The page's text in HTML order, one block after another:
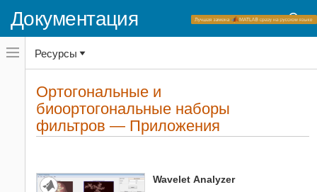
Документация
Переключатель
навигационного
меню
переключатель
навигационного
Приложения
Wavelet Toolbox
Наборы фильтров
1
Ортогональные и
биоортогональные наборы
Ресурсы
Ортогональные и
биоортогональные наборы
фильтров — Приложения
Wavelet Analyzer